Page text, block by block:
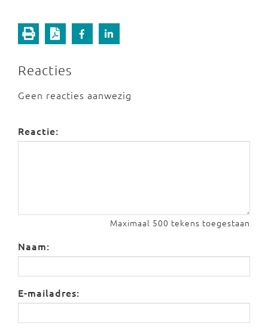
Reacties
Geen reacties aanwezig
Reactie:
Maximaal 500 tekens toegestaan
Naam:
E-mailadres: